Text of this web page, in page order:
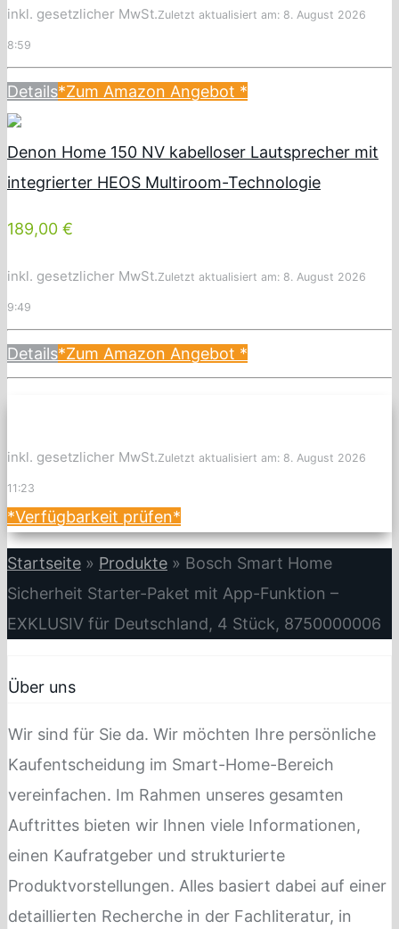
inkl. gesetzlicher MwSt.Zuletzt aktualisiert am: 8. August 2026
8:59
Details*Zum Amazon Angebot *
Denon Home 150 NV kabelloser Lautsprecher mit
integrierter HEOS Multiroom-Technologie
189,00 €
inkl. gesetzlicher MwSt.Zuletzt aktualisiert am: 8. August 2026
9:49
Details*Zum Amazon Angebot *
inkl. gesetzlicher MwSt.Zuletzt aktualisiert am: 8. August 2026
11:23
*Verfügbarkeit prüfen*
Startseite » Produkte » Bosch Smart Home
Sicherheit Starter-Paket mit App-Funktion –
EXKLUSIV für Deutschland, 4 Stück, 8750000006
Über uns
Wir sind für Sie da. Wir möchten Ihre persönliche
Kaufentscheidung im Smart-Home-Bereich
vereinfachen. Im Rahmen unseres gesamten
Auftrittes bieten wir Ihnen viele Informationen,
einen Kaufratgeber und strukturierte
Produktvorstellungen. Alles basiert dabei auf einer
detaillierten Recherche in der Fachliteratur, in